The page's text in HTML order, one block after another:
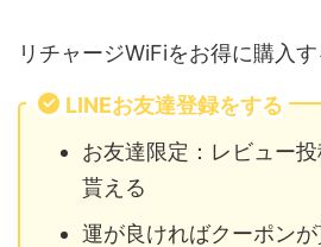
リチャージWiFiをお得に購入す
LINEお友達登録をする
お友達限定：レビュー
貰える
運が良ければクーポンが